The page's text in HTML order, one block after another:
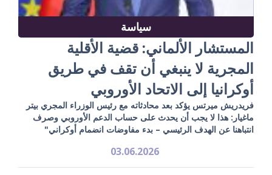
سياسة
المستشار الألماني: قضية الأقلية
المجرية لا ينبغي أن تقف في طريق
أوكرانيا إلى الاتحاد الأوروبي
فريدريش ميرتس يؤكد بعد محادثاته مع رئيس الوزراء المجري بيتر
ماغيار: هذا لا يجب أن يحدث على حساب الدعم الأوروبي وصرف
انتباهنا عن الهدف الرئيسي – بدء مفاوضات انضمام أوكراني"
03.06.2026